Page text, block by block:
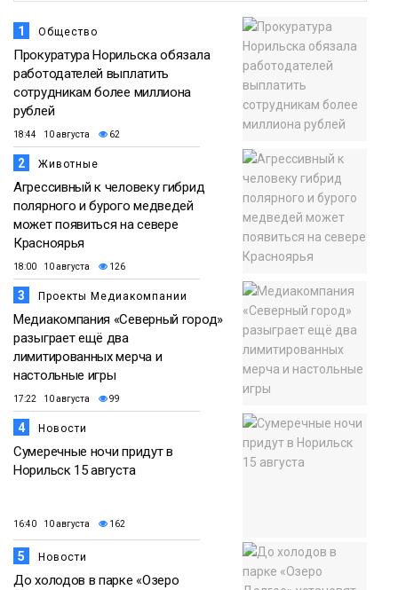
1 Общество
Прокуратура Норильска обязала
работодателей выплатить
сотрудникам более миллиона
рублей
18:44 10 августа 62
2 Животные
Агрессивный к человеку гибрид
полярного и бурого медведей
может появиться на севере
Красноярья
18:00 10 августа 126
3 Проекты Медиакомпании
Медиакомпания «Северный город»
разыграет ещё два
лимитированных мерча и
настольные игры
17:22 10 августа 99
4 Новости
Сумеречные ночи придут в
Норильск 15 августа
16:40 10 августа 162
5 Новости
До холодов в парке «Озеро